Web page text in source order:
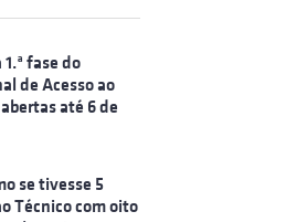
fase do
de Acesso ao
até 6 de
se tivesse 5
Técnico com oito